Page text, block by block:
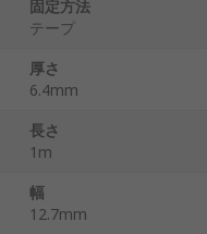
固定方法
テープ
厚さ
6.4mm
長さ
1m
幅
12.7mm